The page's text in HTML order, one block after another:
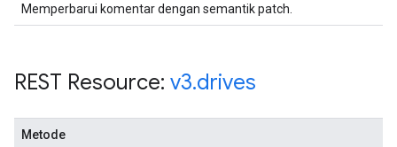
Memperbarui komentar dengan semantik patch.
REST Resource: v3.drives
Metode